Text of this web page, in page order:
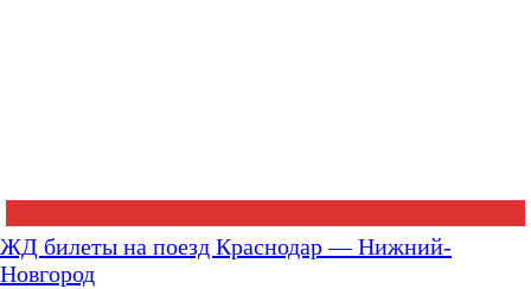
ЖД билеты на поезд Краснодар — Нижний-
Новгород